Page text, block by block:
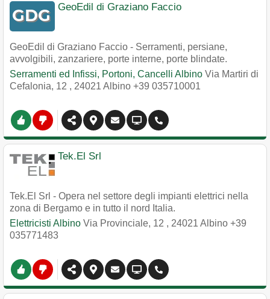
GeoEdil di Graziano Faccio
GeoEdil di Graziano Faccio - Serramenti, persiane,
avvolgibili, zanzariere, porte interne, porte blindate.
Serramenti ed Infissi, Portoni, Cancelli Albino Via Martiri di
Cefalonia, 12 , 24021 Albino +39 035710001
Tek.El Srl
Tek.El Srl - Opera nel settore degli impianti elettrici nella
zona di Bergamo e in tutto il nord Italia.
Elettricisti Albino Via Provinciale, 12 , 24021 Albino +39
035771483